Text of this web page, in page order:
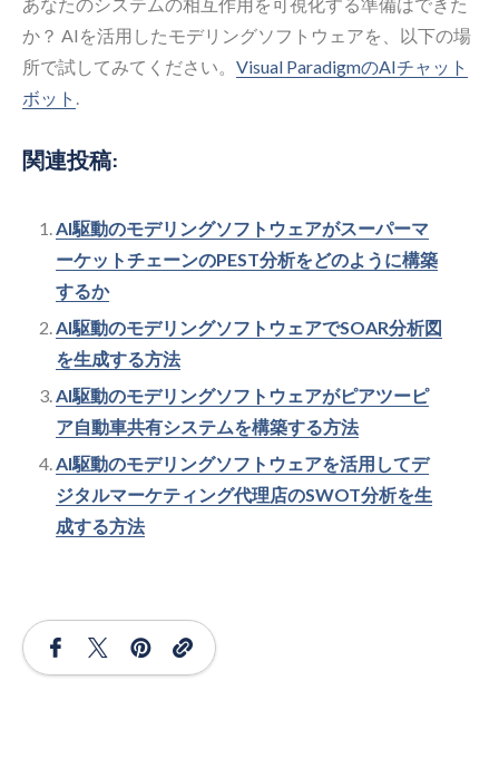
か？ AIを活用したモデリングソフトウェアを、以下の場
所で試してみてください。 Visual ParadigmのAIチャット
ボット
関連投稿:
AI駆動のモデリングソフトウェアがスーパーマ
ーケットチェーンのPEST分析をどのように構築
するか
AI駆動のモデリングソフトウェアでSOAR分析図
を生成する方法
AI駆動のモデリングソフトウェアがピアツーピ
ア自動車共有システムを構築する方法
AI駆動のモデリングソフトウェアを活用してデ
ジタルマーケティング代理店のSWOT分析を生
成する方法